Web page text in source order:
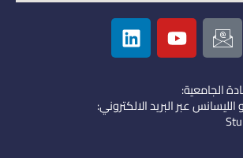
I
c
o
n
-
e
Y
o
u
u
b
L
i
n
e
d
الجامعية:
عبر البريد الالكتروني: